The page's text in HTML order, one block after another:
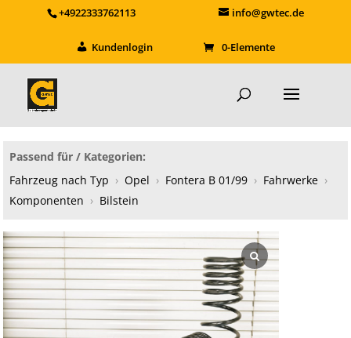
+4922333762113 info@gwtec.de
Kundenlogin 0-Elemente
Passend für / Kategorien:
Fahrzeug nach Typ › Opel › Fontera B 01/99 › Fahrwerke ›
Komponenten › Bilstein